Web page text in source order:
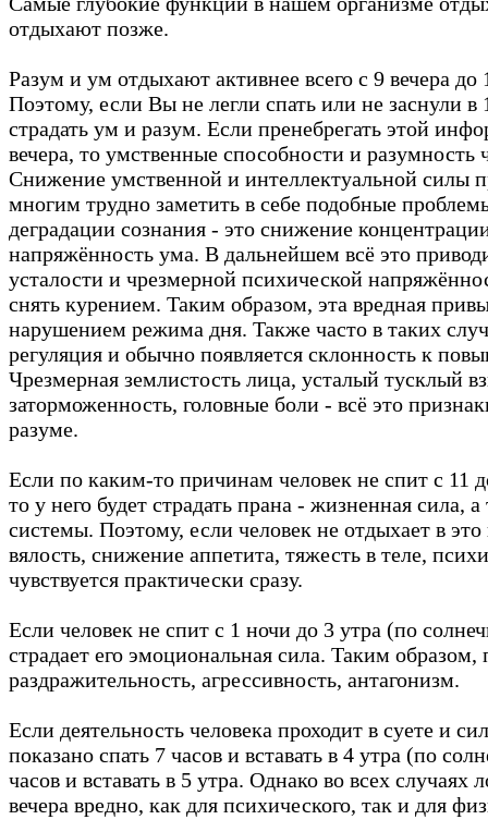
отдыхают позже.
Разум и ум отдыхают активнее всего с 9 вечера
Поэтому, если Вы не легли спать или не заснули в
страдать ум и разум. Если пренебрегать этой
вечера, то умственные способности и разумность
Снижение умственной и интеллектуальной силы
многим трудно заметить в себе подобные
деградации сознания - это снижение
напряжённость ума. В дальнейшем всё это
усталости и чрезмерной психической
снять курением. Таким образом, эта вредная
нарушением режима дня. Также часто в таких
регуляция и обычно появляется склонность к
Чрезмерная землистость лица, усталый тусклый
заторможенность, головные боли - всё это
разуме.
Если по каким-то причинам человек не спит с 11
то у него будет страдать прана - жизненная сила,
системы. Поэтому, если человек не отдыхает в
вялость, снижение аппетита, тяжесть в теле,
чувствуется практически сразу.
Если человек не спит с 1 ночи до 3 утра (по
страдает его эмоциональная сила. Таким образом,
раздражительность, агрессивность, антагонизм.
Если деятельность человека проходит в суете и
показано спать 7 часов и вставать в 4 утра (по
часов и вставать в 5 утра. Однако во всех случаях
вечера вредно, как для психического, так и для